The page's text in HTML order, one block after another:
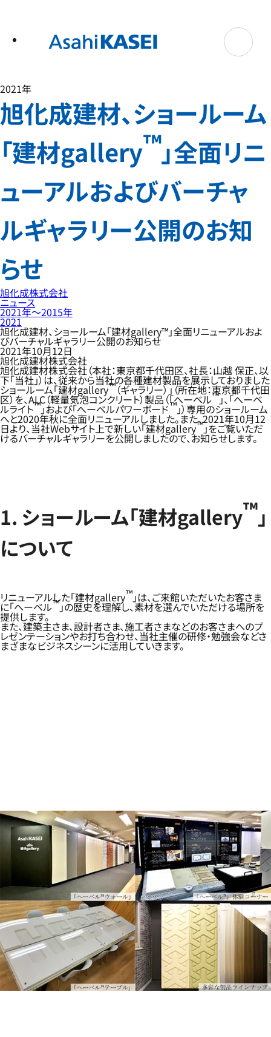
2021年
旭化成建材、ショールーム
「建材gallery™」全面リニ
ューアルおよびバーチャ
ルギャラリー公開のお知
らせ
旭化成株式会社
ニュース
2021年〜2015年
2021
旭化成建材、ショールーム「建材gallery™」全面リニューアルおよ
びバーチャルギャラリー公開のお知らせ
2021年10月12日
旭化成建材株式会社
旭化成建材株式会社（本社：東京都千代田区、社長：山越 保正、以
下「当社」）は、従来から当社の各種建材製品を展示しておりました
ショールーム「建材gallery™（ギャラリー）」（所在地：東京都千代田
区）を、ALC（軽量気泡コンクリート）製品（「へーベル™」、「へーベ
ルライト™」および「へーベルパワーボード™」）専用のショールーム
へと2020年秋に全面リニューアルしました。また、2021年10月12
日より、当社Webサイト上で新しい「建材gallery™」をご覧いただ
けるバーチャルギャラリーを公開しましたので、お知らせします。
1. ショールーム「建材gallery™」
について
リニューアルした「建材gallery™」は、ご来館いただいたお客さま
に「ヘーベル™」の歴史を理解し、素材を選んでいただける場所を
提供します。
また、建築主さま、設計者さま、施工者さまなどのお客さまへのプ
レゼンテーションやお打ち合わせ、当社主催の研修・勉強会などさ
まざまなビジネスシーンに活用していきます。